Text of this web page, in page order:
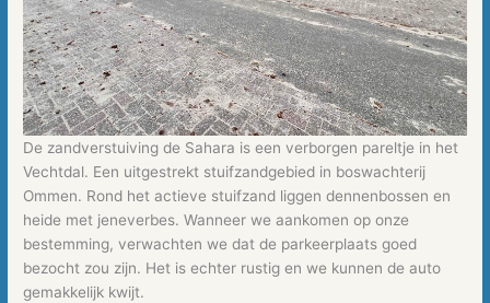
De zandverstuiving de Sahara is een verborgen pareltje in het
Vechtdal. Een uitgestrekt stuifzandgebied in boswachterij
Ommen. Rond het actieve stuifzand liggen dennenbossen en
heide met jeneverbes. Wanneer we aankomen op onze
bestemming, verwachten we dat de parkeerplaats goed
bezocht zou zijn. Het is echter rustig en we kunnen de auto
gemakkelijk kwijt.